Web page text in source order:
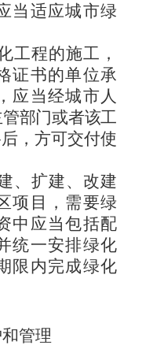
当适应城市绿
工程的施工，
证书的单位承
应当经城市人
管部门或者该工
，方可交付使
、扩建、改建
项目，需要绿
中应当包括配
统一安排绿化
限内完成绿化
管理